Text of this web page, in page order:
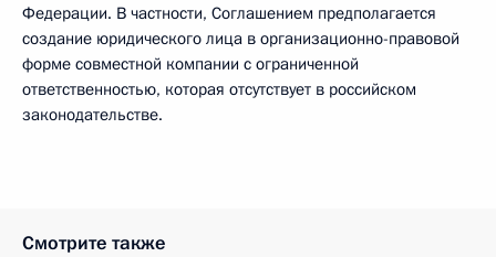
Федерации. В частности, Соглашением предполагается
создание юридического лица в организационно-правовой
форме совместной компании с ограниченной
ответственностью, которая отсутствует в российском
законодательстве.
Смотрите также